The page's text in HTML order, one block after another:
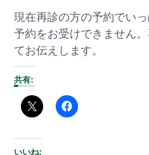
現在再診の方の予約でい
予約をお受けできません
てお伝えします。
共有:
いいね: